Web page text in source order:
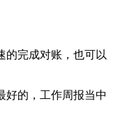
的完成对账，也可以
好的，工作周报当中